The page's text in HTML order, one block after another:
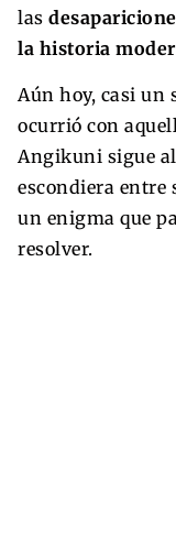
las
la historia
Aún hoy, casi un
ocurrió con
Angikuni sigue
escondiera entre
un enigma que
resolver.